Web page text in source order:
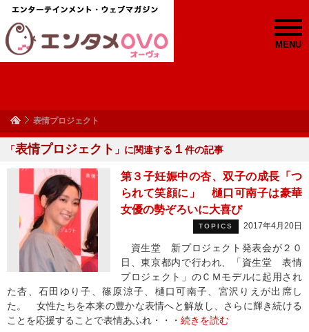
MENU
表情プロジェクト
「表情プロジェクト 」に関連する １ 件の記事
第３子妊娠中の杏、双子の成長「つ
られて笑顔に」 樋口可南子は豪華
女優の勢ぞろいに大喜び
TOPICS 2017年4月20日
資生堂 新プロジェクト発表会が２０
日、東京都内で行われ、「資生堂 表情
プロジェクト」のＣＭモデルに起用され
た杏、石田ゆり子、篠原涼子、樋口可南子、宮沢りえが出席し
た。 女性たちを本来の豊かな表情へと解放し、さらに輝き続ける
ことを応援することで表情あふれ・・・ 続きを読む